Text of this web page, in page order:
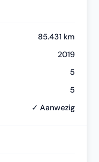
85.431 km
2019
5
5
✓ Aanwezig